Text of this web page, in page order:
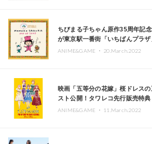
ちびまる子ちゃん原作35周年記
が東京駅一番街「いちばんプラ
ANIME&GAME ・ 20.March.2022
映画「五等分の花嫁」桜ドレス
スト公開！タワレコ先行販売特典
ANIME&GAME ・ 11.March.2022